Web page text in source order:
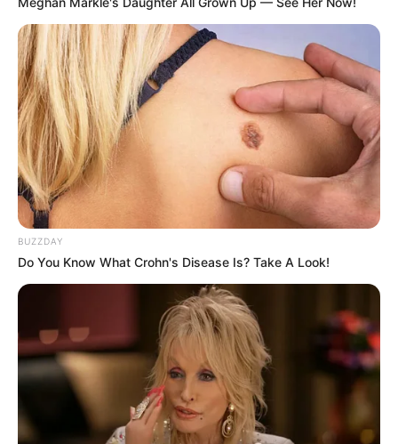
BUZZDAY
Do You Know What Crohn's Disease Is? Take A Look!